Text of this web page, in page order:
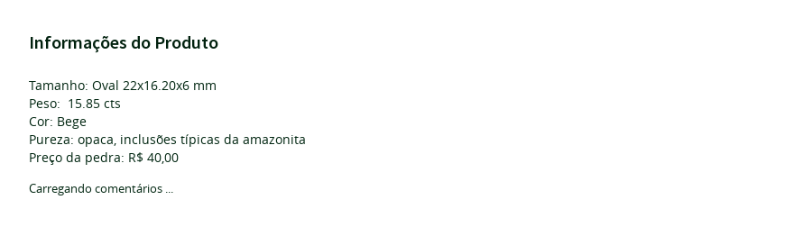
Informações do Produto
Tamanho: Oval 22x16.20x6 mm
Peso: 15.85 cts
Cor: Bege
Pureza: opaca, inclusões típicas da amazonita
Preço da pedra: R$ 40,00
Carregando comentários ...